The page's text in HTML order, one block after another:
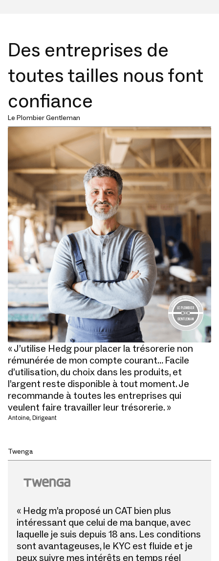
Des entreprises de
toutes tailles nous font
confiance
Le Plombier Gentleman
« J’utilise Hedg pour placer la trésorerie non
rémunérée de mon compte courant… Facile
d’utilisation, du choix dans les produits, et
l’argent reste disponible à tout moment. Je
recommande à toutes les entreprises qui
veulent faire travailler leur trésorerie. »
Antoine, Dirigeant
Twenga
« Hedg m’a proposé un CAT bien plus
intéressant que celui de ma banque, avec
laquelle je suis depuis 18 ans. Les conditions
sont avantageuses, le KYC est fluide et je
peux suivre mes intérêts en temps réel